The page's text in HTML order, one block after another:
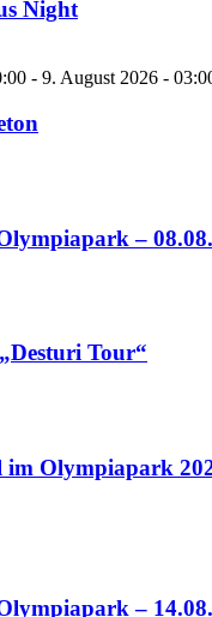
Night
- 9. August 2026 -
–
Tour“
im Olympiapark
–